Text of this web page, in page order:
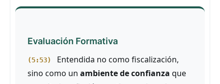
Evaluación Formativa
(5:53)
Entendida no como fiscalización,
sino como un ambiente de confianza que